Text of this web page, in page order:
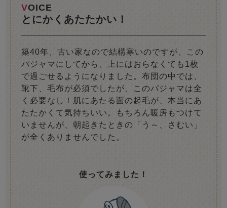
VOICE
とにかくあたたかい！
築40年、古い家なので結構寒いのですが、この
パジャマにしてから、上にはおらなくても1枚
で過ごせるようになりました。布団の中では、
靴下、毛布が必須でしたが、このパジャマは全
く必要なし！肌にあたる面の起毛が、本当にあ
たたかくて気持ちいい。もちろん暖房もつけて
いませんが、朝起きたときの「う～、さむい」
が全くありませんでした。
使ってみました！